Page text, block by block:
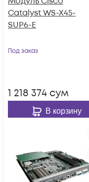
Catalyst WS-X45-
SUP6-E
Под заказ
1 218 374 сум
В корзину